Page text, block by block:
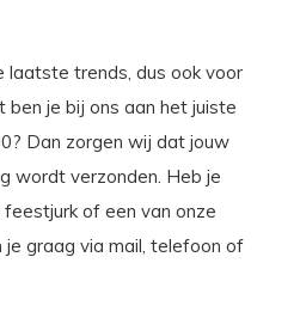
laatste trends, dus ook voor
je bij ons aan het juiste
Dan zorgen wij dat jouw
wordt verzonden. Heb je
of een van onze
graag via mail, telefoon of